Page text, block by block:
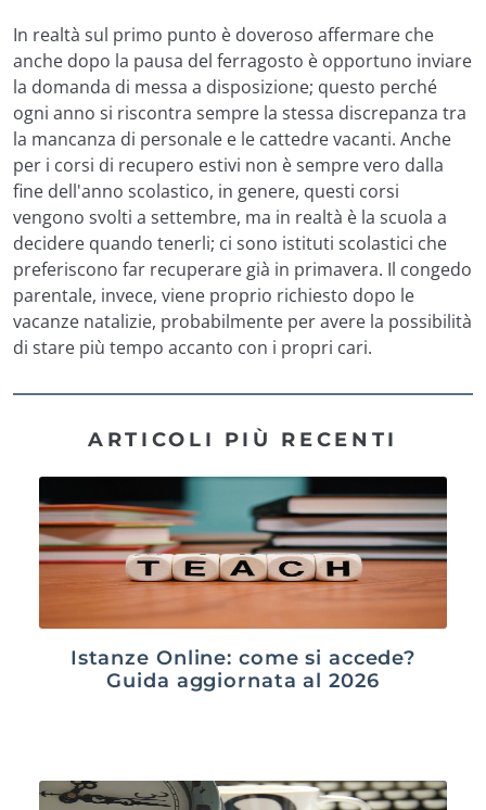
In realtà sul primo punto è doveroso affermare che
anche dopo la pausa del ferragosto è opportuno inviare
la domanda di messa a disposizione; questo perché
ogni anno si riscontra sempre la stessa discrepanza tra
la mancanza di personale e le cattedre vacanti. Anche
per i corsi di recupero estivi non è sempre vero dalla
fine dell'anno scolastico, in genere, questi corsi
vengono svolti a settembre, ma in realtà è la scuola a
decidere quando tenerli; ci sono istituti scolastici che
preferiscono far recuperare già in primavera. Il congedo
parentale, invece, viene proprio richiesto dopo le
vacanze natalizie, probabilmente per avere la possibilità
di stare più tempo accanto con i propri cari.
ARTICOLI PIÙ RECENTI
Istanze Online: come si accede?
Guida aggiornata al 2026